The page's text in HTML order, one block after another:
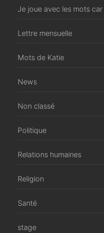
Je joue avec les mots
Lettre mensuelle
Mots de Katie
News
Non classé
Politique
Relations humaines
Religion
Santé
stage